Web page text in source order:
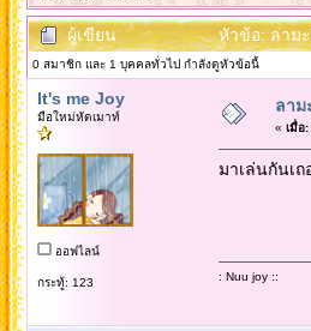
ผู้เขียน หัวข้อ: ลาม
0 สมาชิก และ 1 บุคคลทั่วไป กำลังดูหัวข้อนี้
It's me Joy
มือใหม่หัดเมาท์
ออฟไลน์
กระทู้: 123
ลาม
« เมื่อ:
มาเล่นกันเถ
: Nuu joy ::